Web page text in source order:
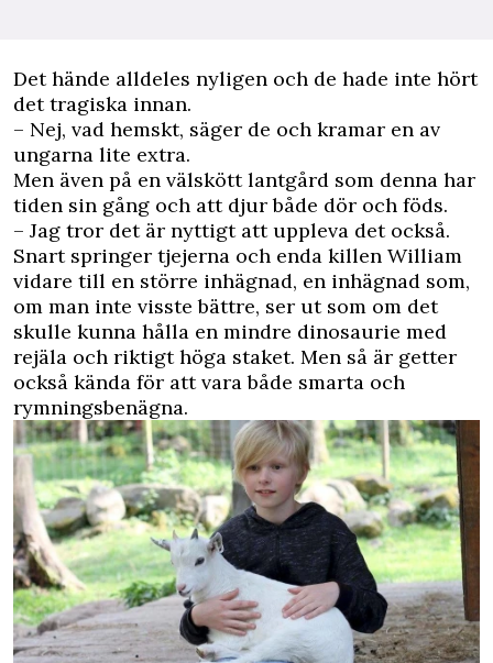
Det hände alldeles nyligen och de hade inte hört
det tragiska innan.
– Nej, vad hemskt, säger de och kramar en av
ungarna lite extra.
Men även på en välskött lantgård som denna har
tiden sin gång och att djur både dör och föds.
– Jag tror det är nyttigt att uppleva det också.
Snart springer tjejerna och enda killen William
vidare till en större inhägnad, en inhägnad som,
om man inte visste bättre, ser ut som om det
skulle kunna hålla en mindre dinosaurie med
rejäla och riktigt höga staket. Men så är getter
också kända för att vara både smarta och
rymningsbenägna.